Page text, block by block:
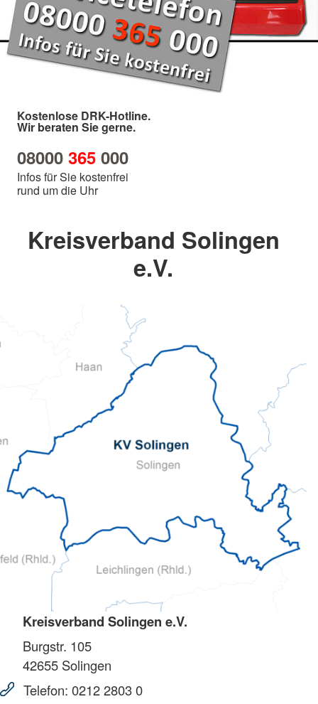
Kostenlose DRK-Hotline.
Wir beraten Sie gerne.
08000 365 000
Infos für Sie kostenfrei
rund um die Uhr
Kreisverband Solingen
e.V.
Kreisverband Solingen e.V.
Burgstr. 105
42655 Solingen
Telefon: 0212 2803 0